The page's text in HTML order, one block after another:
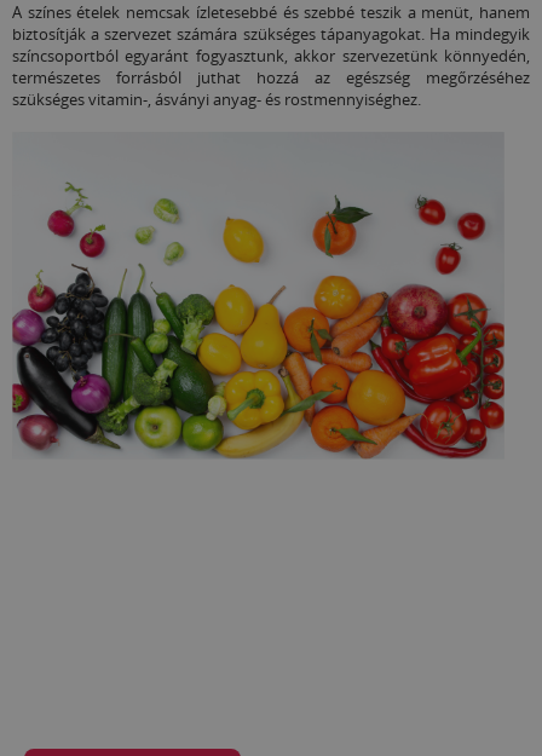
A színes ételek nemcsak ízletesebbé és szebbé teszik a menüt, hanem
biztosítják a szervezet számára szükséges tápanyagokat. Ha mindegyik
színcsoportból egyaránt fogyasztunk, akkor szervezetünk könnyedén,
természetes forrásból juthat hozzá az egészség megőrzéséhez
szükséges vitamin-, ásványi anyag- és rostmennyiséghez.